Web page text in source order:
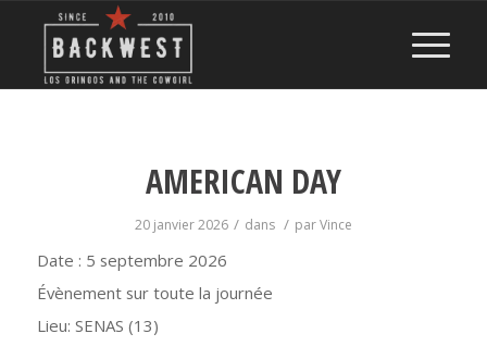
AMERICAN DAY
20 janvier 2026 / dans / parVince
Date : 5 septembre 2026
Évènement sur toute la journée
Lieu: SENAS (13)